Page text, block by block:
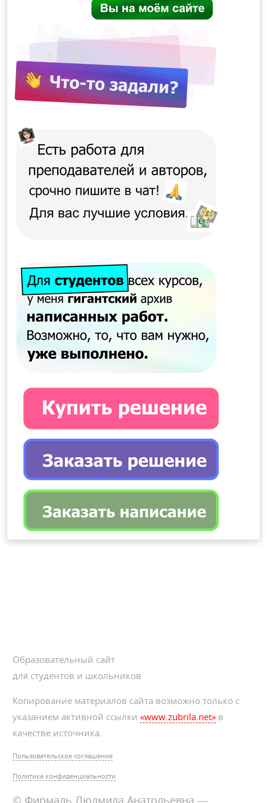
Образовательный сайт
для студентов и школьников
Копирование материалов сайта возможно только с
указанием активной ссылки«www.zubrila.net» в
качестве источника.
Пользовательское соглашение
Политика конфиденциальности
© Фирмаль Людмила Анатольевна —